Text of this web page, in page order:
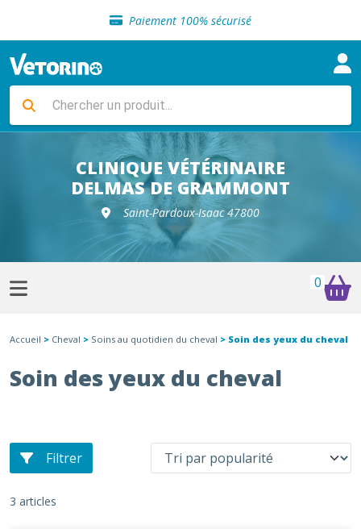
Paiement 100% sécurisé
Livraison gratuite en clinique vétérinaire
Sélection de croquettes vétérinaire
Livraison gratuite en clinique vétérinaire
Retour gratuit en clinique
Sélection de croquettes vétérinaire
CLINIQUE VÉTÉRINAIRE
DELMAS DE GRAMMONT
Saint-Pardoux-Isaac 47800
0
Accueil > Cheval > Soins au quotidien du cheval > Soin des yeux du cheval
Soin des yeux du cheval
Filtrer
3 articles